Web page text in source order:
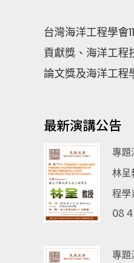
台灣海洋工程學會
貢獻獎、海洋工程
論文獎及海洋工程
最新演講公告
專題
林呈
程學
08
專題